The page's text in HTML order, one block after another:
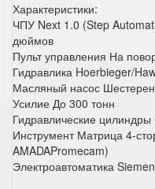
Характеристики:
ЧПУ Next 1.0 (Step
дюймов
Пульт управления На
Гидравлика Hoerbieger/
Масляный насос
Усилие До 300 тонн
Гидравлические
Инструмент Матрица 4-
AMADAPromecam)
Электроавтоматика